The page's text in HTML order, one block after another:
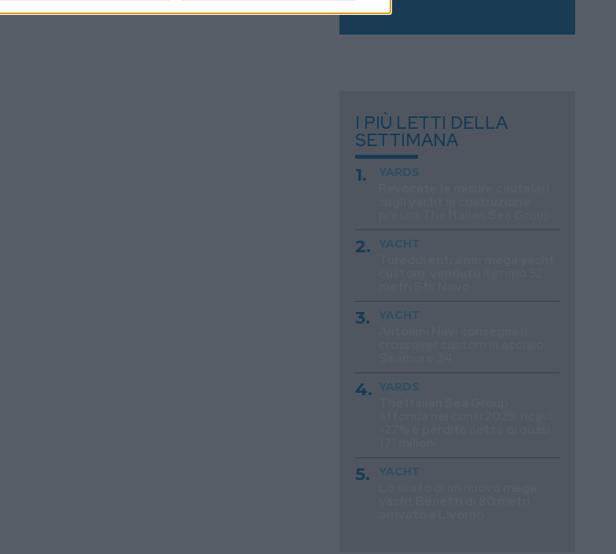
I PIÙ LETTI DELLA
SETTIMANA
YARDS
YACHT
YACHT
YARDS
YACHT